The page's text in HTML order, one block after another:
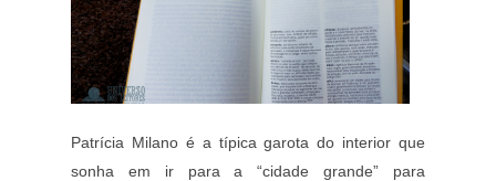
Patrícia Milano é a típica garota do interior que
sonha em ir para a “cidade grande” para